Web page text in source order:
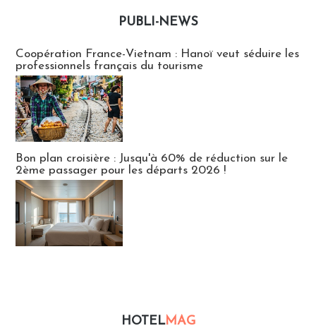
PUBLI-NEWS
Coopération France-Vietnam : Hanoï veut séduire les
professionnels français du tourisme
Bon plan croisière : Jusqu'à 60% de réduction sur le
2ème passager pour les départs 2026 !
HOTELMAG